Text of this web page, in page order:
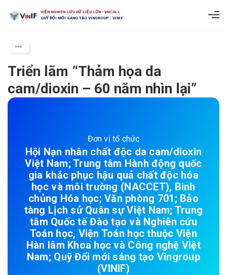
VIỆN NGHIÊN CỨU DỮ LIỆU LỚN - VNCDLL
QUỸ ĐỔI MỚI SÁNG TẠO VINGROUP - VINIF
Triển lãm “Thảm họa da
cam/dioxin – 60 năm nhìn lại”
Đơn vị tổ chức
Hội Nạn nhân chất độc da cam/dioxin
Việt Nam; Trung tâm Hành động quốc
gia khắc phục hậu quả chất độc hóa
học và môi trường (NACCET), Binh
chủng Hóa học; Văn phòng 701; Bảo
tàng Lịch sử Quân sự Việt Nam; Trung
tâm Quốc tế Đào tạo và Nghiên cứu
Toán học, Viện Toán học thuộc Viện
Hàn lâm Khoa học và Công nghệ Việt
Nam; Quỹ Đổi mới sáng tạo Vingroup
(VINIF)